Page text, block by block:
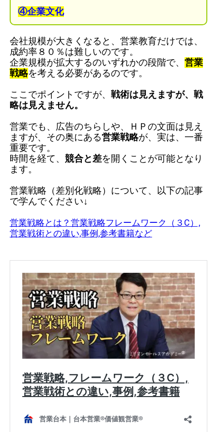
④企業文化
会社規模が大きくなると、 営業教育だけでは、
成約率８０％は難しいのです。
企業規模が拡大するのいずれかの段階で、 営業
戦略を考える必要があるのです。
ここでポイントですが、 戦術は見えますが、 戦
略は見えません。
営業でも、 広告のちらしや、 ＨＰの文面は 見え
ますが、 その奥にある営業戦略が、 実は、一番
重要です。
時間を経て、 競合と差を開くことが可能となり
ます。
営業戦略（差別化戦略）について、以下の記事
で学んでください↓
営業戦略とは？営業戦略フレームワーク（３C）,
営業戦術との違い,事例,参考書籍など